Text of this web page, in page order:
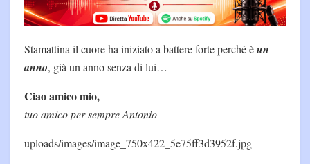
Stamattina il cuore ha iniziato a battere forte perché èun
anno, già un anno senza di lui…
Ciao amico mio,
tuo amico per sempre Antonio
uploads/images/image_750x422_5e75ff3d3952f.jpg